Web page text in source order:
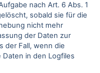
nach Art. 6 Abs. 1
sobald sie für die
nicht mehr
der Daten zur
der Fall, wenn die
in den Logfiles